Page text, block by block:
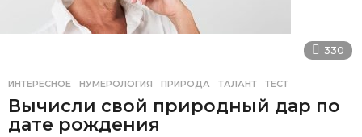
330
ИНТЕРЕСНОЕ НУМЕРОЛОГИЯ ,ПРИРОДА ,ТАЛАНТ ,ТЕСТ
Вычисли свой природный дар по
дате рождения